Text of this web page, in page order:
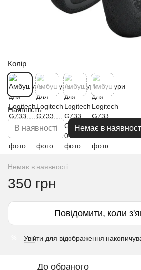
Колір
Наявність
В наявності Немає в
Немає в наявності
350 грн
Повідомити, коли
Увійти для відображення
До обраного